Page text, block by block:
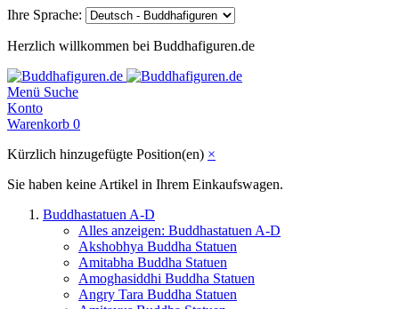
Ihre Sprache:
Herzlich willkommen bei Buddhafiguren.de
Menü Suche
Konto
Warenkorb 0
Kürzlich hinzugefügte Position(en) ×
Sie haben keine Artikel in Ihrem Einkaufswagen.
Buddhastatuen A-D
Alles anzeigen: Buddhastatuen A-D
Akshobhya Buddha Statuen
Amitabha Buddha Statuen
Amoghasiddhi Buddha Statuen
Angry Tara Buddha Statuen